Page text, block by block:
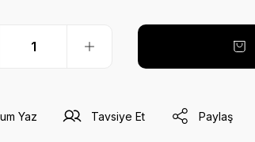
Yaz Tavsiye Et Paylaş